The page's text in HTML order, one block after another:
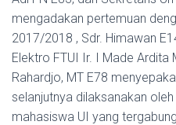
mengadakan pertemuan
2017/2018 , Sdr. Himawan
Elektro FTUI Ir. I Made Ardita
Rahardjo, MT E78
selanjutnya dilaksanakan
mahasiswa UI yang